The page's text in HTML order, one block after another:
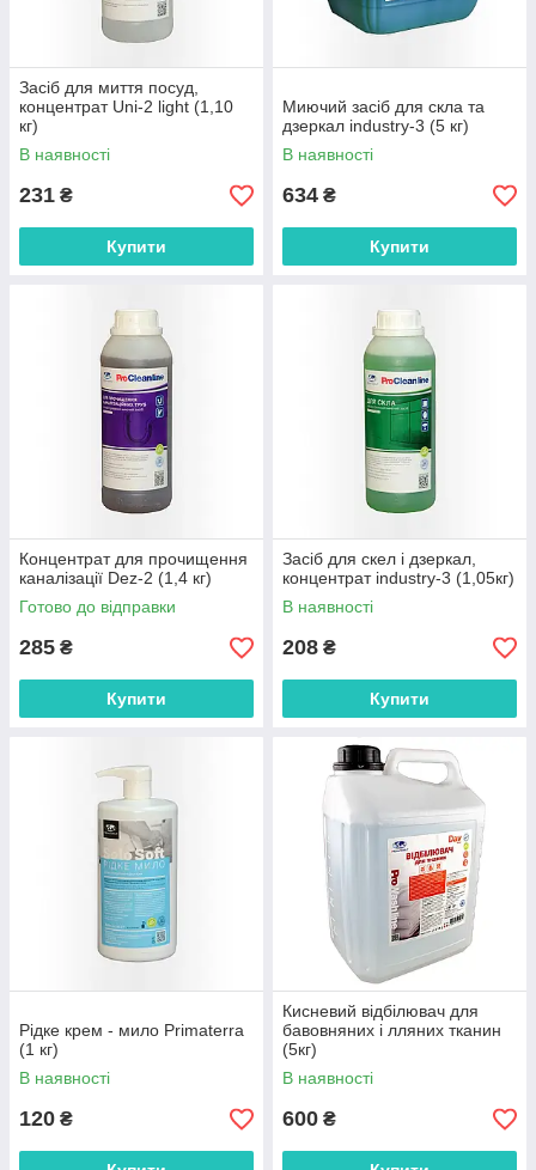
Засіб для миття посуд,
концентрат Uni-2 light (1,10
кг)
В наявності
231 ₴
Купити
Миючий засіб для скла та
дзеркал industry-3 (5 кг)
В наявності
634 ₴
Купити
Концентрат для прочищення
каналізації Dez-2 (1,4 кг)
Готово до відправки
285 ₴
Купити
Засіб для скел і дзеркал,
концентрат industry-3 (1,05кг)
В наявності
208 ₴
Купити
Рідке крем - мило Primaterra
(1 кг)
В наявності
120 ₴
Кисневий відбілювач для
бавовняних і лляних тканин
(5кг)
В наявності
600 ₴